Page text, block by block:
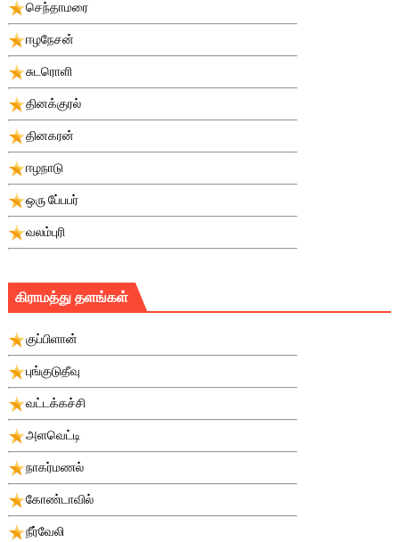
செந்தாமரை
ஈழநேசன்
சுடரொளி
தினக்குரல்
தினகரன்
ஈழநாடு
ஒரு பே்பபர்
வலம்புரி
கிராமத்து தளங்கள்
குப்பிளான்
புங்குடுதீவு
வட்டக்கச்சி
அளவெட்டி
நாகர்மணல்
கோண்டாவில்
நீர்வேலி